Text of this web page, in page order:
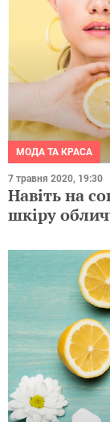
МОДА ТА КРАСА
7 травня 2020, 19:30
Навіть на
шкіру